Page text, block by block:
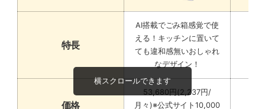
特長
AI搭載でごみ箱感覚で使
える！キッチンに置いて
ても違和感無いおしゃれ
なデザイン！
価格
53,680円 (2,237円/
月々)※公式サイト10,000